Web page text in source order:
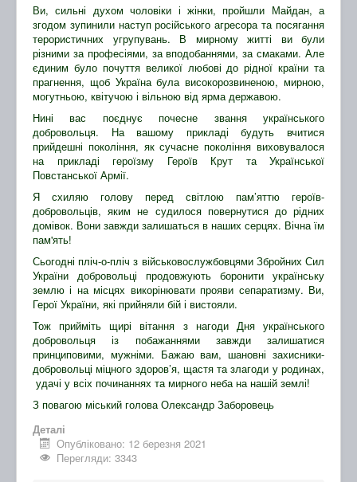
Ви, сильні духом чоловіки і жінки, пройшли Майдан, а
згодом зупинили наступ російського агресора та посягання
терористичних угрупувань. В мирному житті ви були
різними за професіями, за вподобаннями, за смаками. Але
єдиним було почуття великої любові до рідної країни та
прагнення, щоб Україна була високорозвиненою, мирною,
могутньою, квітучою і вільною від ярма державою.
Нині вас поєднує почесне звання українського
добровольця. На вашому прикладі будуть вчитися
прийдешні покоління, як сучасне покоління виховувалося
на прикладі героїзму Героїв Крут та Української
Повстанської Армії.
Я схиляю голову перед світлою пам’яттю героїв-
добровольців, яким не судилося повернутися до рідних
домівок. Вони завжди залишаться в наших серцях. Вічна їм
пам'ять!
Сьогодні пліч-о-пліч з військовослужбовцями Збройних Сил
України добровольці продовжують боронити українську
землю і на місцях викорінювати прояви сепаратизму. Ви,
Герої України, які прийняли бій і вистояли.
Тож прийміть щирі вітання з нагоди Дня українського
добровольця із побажаннями завжди залишатися
принциповими, мужніми. Бажаю вам, шановні захисники-
добровольці міцного здоров’я, щастя та злагоди у родинах,
удачі у всіх починаннях та мирного неба на нашій землі!
З повагою міський голова Олександр Заборовець
Деталі
Опубліковано: 12 березня 2021
Перегляди: 3343